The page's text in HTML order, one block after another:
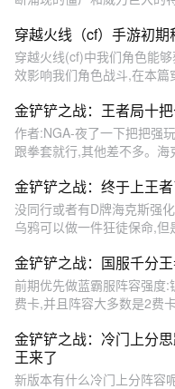
穿越火线（cf）手游初
穿越火线(cf)中我们角色能
效影响我们角色战斗,在本
金铲铲之战：王者局十
作者:NGA-夜了一下把把强
跟拳套就行,其他差不多。
金铲铲之战：终于上王
没同行或者有D牌海克斯强
乌鸦可以做一件狂徒保命,
金铲铲之战：国服千分
前期优先做蓝霸服阵容强度
费卡,并且阵容大多数是2费
金铲铲之战：冷门上分
王来了
新版本有什么冷门上分阵容